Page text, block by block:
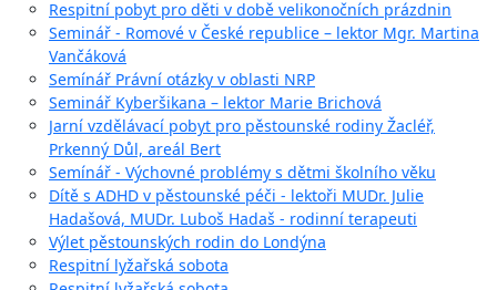
Respitní pobyt pro děti v době velikonočních prázdnin
Seminář - Romové v České republice – lektor Mgr. Martina
Vančáková
Semínář Právní otázky v oblasti NRP
Seminář Kyberšikana – lektor Marie Brichová
Jarní vzdělávací pobyt pro pěstounské rodiny Žacléř,
Prkenný Důl, areál Bert
Semínář - Výchovné problémy s dětmi školního věku
Dítě s ADHD v pěstounské péči - lektoři MUDr. Julie
Hadašová, MUDr. Luboš Hadaš - rodinní terapeuti
Výlet pěstounských rodin do Londýna
Respitní lyžařská sobota